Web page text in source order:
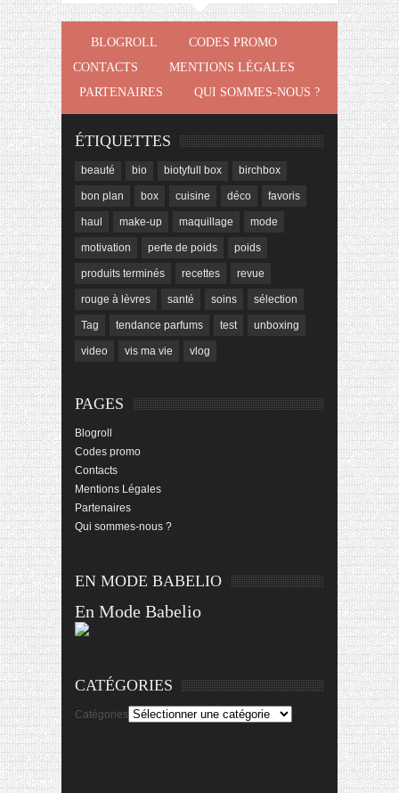
BLOGROLL
CODES PROMO
CONTACTS
MENTIONS LÉGALES
PARTENAIRES
QUI SOMMES-NOUS ?
ÉTIQUETTES
beauté bio biotyfull box birchbox
bon plan box cuisine déco favoris
haul make-up maquillage mode
motivation perte de poids poids
produits terminés recettes revue
rouge à lèvres santé soins sélection
Tag tendance parfums test unboxing
video vis ma vie vlog
PAGES
Blogroll
Codes promo
Contacts
Mentions Légales
Partenaires
Qui sommes-nous ?
EN MODE BABELIO
En Mode Babelio
CATÉGORIES
Catégories